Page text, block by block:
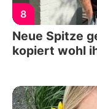
8
Neue Spitze
kopiert wohl